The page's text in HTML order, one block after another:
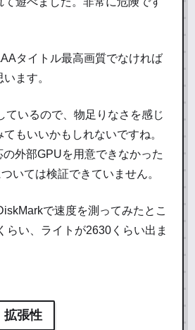
タイトル最高画質でなければ
ます。
ているので、物足りなさを感じ
もいいかもしれないですね。
外部GPUを用意できなかった
いては検証できていません。
で速度を測ってみたとこ
らい、ライトが2630くらい出ま
拡張性